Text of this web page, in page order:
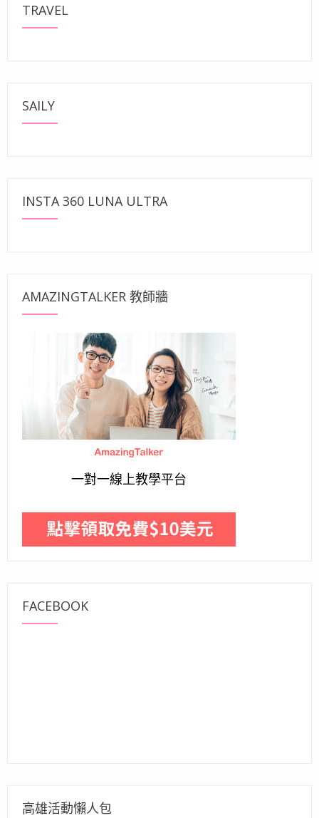
TRAVEL
SAILY
INSTA 360 LUNA ULTRA
AMAZINGTALKER 教師牆
一對一線上教學平台
FACEBOOK
高雄活動懶人包